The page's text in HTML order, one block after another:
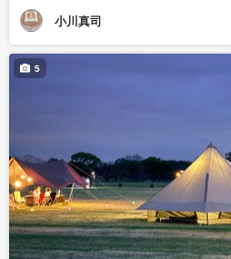
小川真司
5